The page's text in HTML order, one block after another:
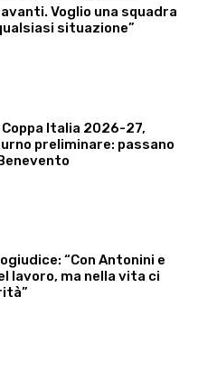
Voglio una squadra
situazione”
Coppa Italia 2026-27,
preliminare: passano
“Con Antonini e
lavoro, ma nella vita ci